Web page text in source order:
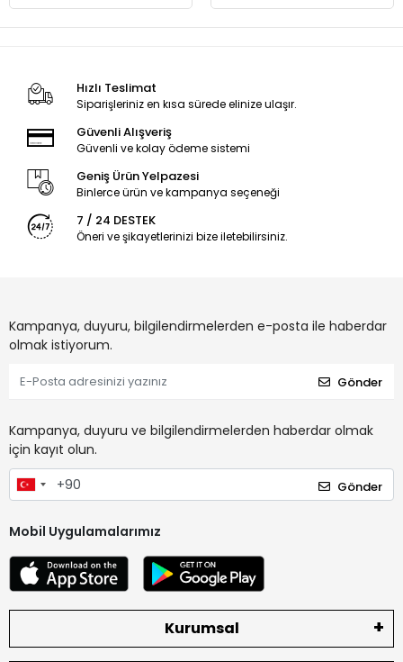
Hızlı Teslimat
Siparişleriniz en kısa sürede elinize ulaşır.
Güvenli Alışveriş
Güvenli ve kolay ödeme sistemi
Geniş Ürün Yelpazesi
Binlerce ürün ve kampanya seçeneği
7 / 24 DESTEK
Öneri ve şikayetlerinizi bize iletebilirsiniz.
Kampanya, duyuru, bilgilendirmelerden e-posta ile haberdar
olmak istiyorum.
Gönder
Kampanya, duyuru ve bilgilendirmelerden haberdar olmak
için kayıt olun.
Gönder
Mobil Uygulamalarımız
Kurumsal